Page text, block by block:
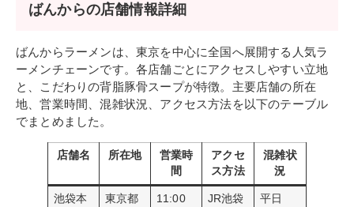
ばんからの店舗情報詳細
ばんからラーメンは、東京を中心に全国へ展開する人気ラ
ーメンチェーンです。各店舗ごとにアクセスしやすい立地
と、こだわりの背脂豚骨スープが特徴。主要店舗の所在
地、営業時間、混雑状況、アクセス方法を以下のテーブル
でまとめました。
店舗名 所在地
営業時
間
アクセ
ス方法
混雑状
況
池袋本
東京都
11:00
JR池袋
平日